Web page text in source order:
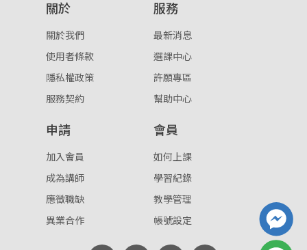
註冊
按下註冊即代表你同意我們的使用者條款
關於
關於我們
使用者條款
隱私權政策
服務契約
服務
最新消息
選課中心
許願專區
幫助中心
申請
加入會員
成為講師
應徵職缺
異業合作
會員
如何上課
學習紀錄
教學管理
帳號設定